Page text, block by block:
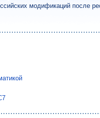
модификаций после